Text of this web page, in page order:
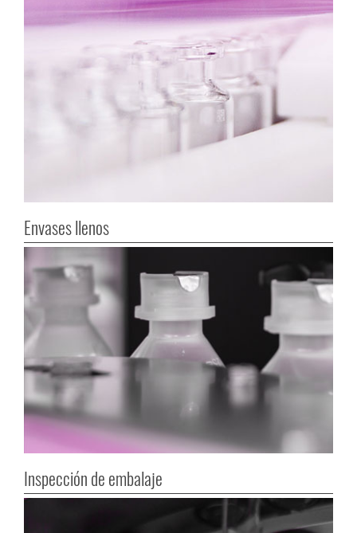
Envases llenos
Inspección de embalaje